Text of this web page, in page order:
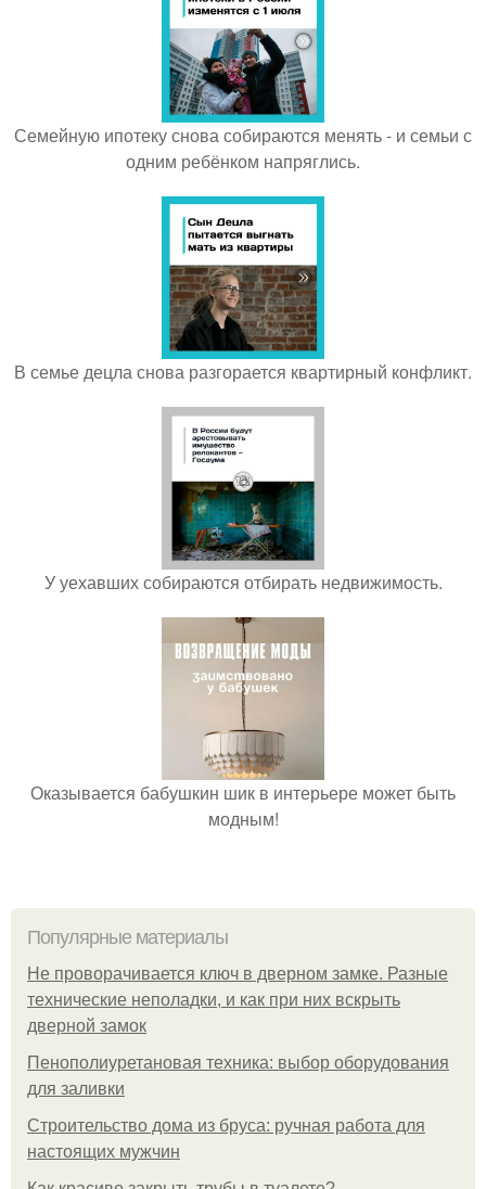
Семейную ипотеку снова собираются менять - и семьи с
одним ребёнком напряглись.
В семье децла снова разгорается квартирный конфликт.
У уехавших собираются отбирать недвижимость.
Оказывается бабушкин шик в интерьере может быть
модным!
Популярные материалы
Не проворачивается ключ в дверном замке. Разные
технические неполадки, и как при них вскрыть
дверной замок
Пенополиуретановая техника: выбор оборудования
для заливки
Строительство дома из бруса: ручная работа для
настоящих мужчин